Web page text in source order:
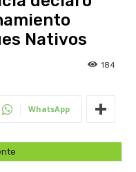
Nativos
184
WhatsApp